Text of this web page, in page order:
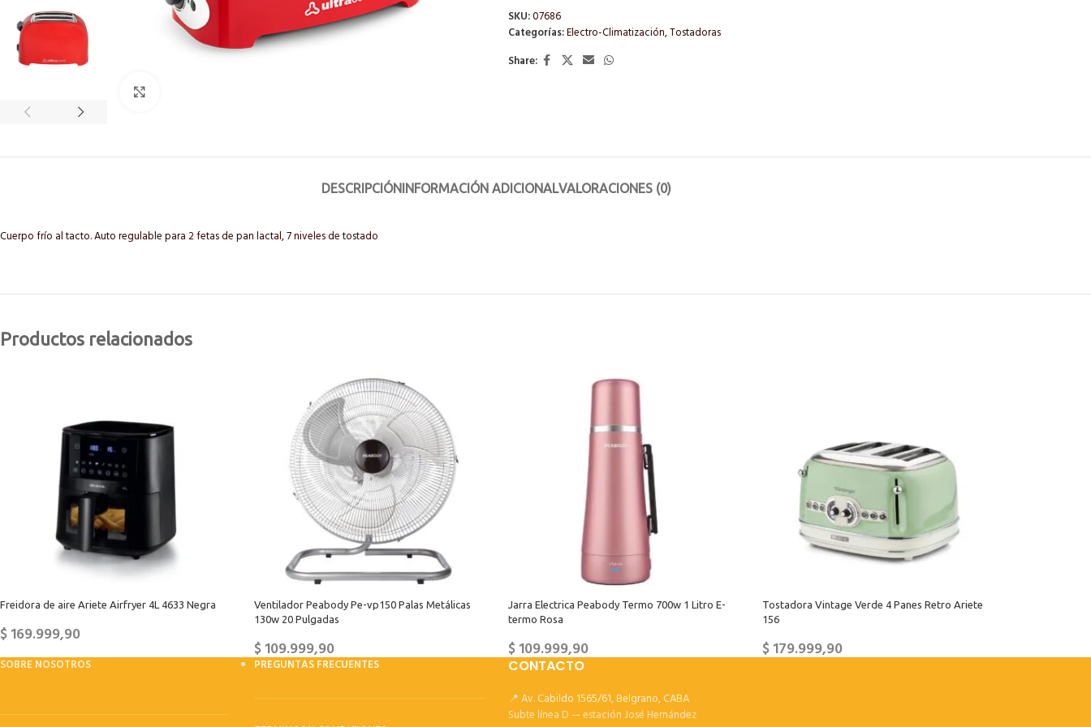
SKU:07686
Categorías:Electro-Climatización,Tostadoras
Share:
DESCRIPCIÓNINFORMACIÓN ADICIONALVALORACIONES (0)
Cuerpo frío al tacto. Auto regulable para 2 fetas de pan lactal, 7 niveles de tostado
Productos relacionados
Freidora de aire Ariete Airfryer 4L 4633 Negra
$169.999,90
Ventilador Peabody Pe-vp150 Palas Metálicas
130w 20 Pulgadas
$109.999,90
Jarra Electrica Peabody Termo 700w 1 Litro E-
termo Rosa
$109.999,90
Tostadora Vintage Verde 4 Panes Retro Ariete
156
$179.999,90
SOBRE NOSOTROS PREGUNTAS FRECUENTES CONTACTO
📍 Av. Cabildo 1565/61, Belgrano, CABA
Subte línea D — estación José Hernández